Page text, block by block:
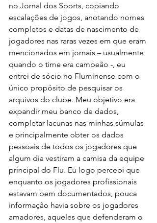
no Jornal dos Sports, copiando
escalações de jogos, anotando nomes
completos e datas de nascimento de
jogadores nas raras vezes em que eram
mencionados em jornais – usualmente
quando o time era campeão -, eu
entrei de sócio no Fluminense com o
único propósito de pesquisar os
arquivos do clube. Meu objetivo era
expandir meu banco de dados,
completar lacunas nas minhas súmulas
e principalmente obter os dados
pessoais de todos os jogadores que
algum dia vestiram a camisa da equipe
principal do Flu. Eu logo percebi que
enquanto os jogadores profissionais
estavam bem documentados, pouca
informação havia sobre os jogadores
amadores, aqueles que defenderam o